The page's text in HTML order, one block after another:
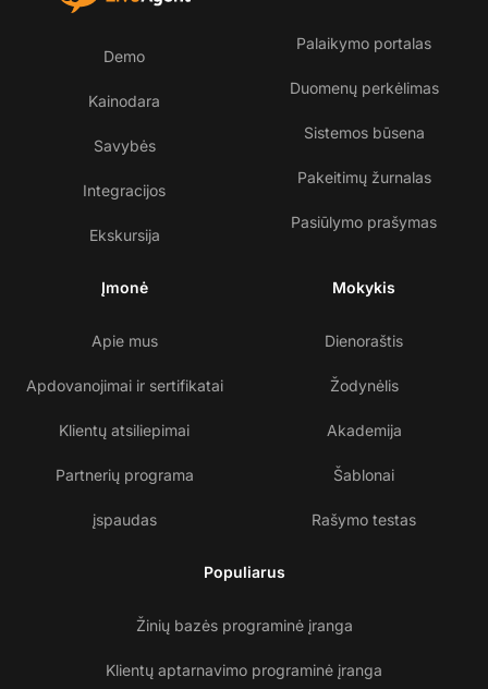
Demo
Kainodara
Savybės
Integracijos
Ekskursija
Palaikymo portalas
Duomenų perkėlimas
Sistemos būsena
Pakeitimų žurnalas
Pasiūlymo prašymas
Įmonė
Apie mus
Apdovanojimai ir sertifikatai
Klientų atsiliepimai
Partnerių programa
įspaudas
Mokykis
Dienoraštis
Žodynėlis
Akademija
Šablonai
Rašymo testas
Populiarus
Žinių bazės programinė įranga
Klientų aptarnavimo programinė įranga